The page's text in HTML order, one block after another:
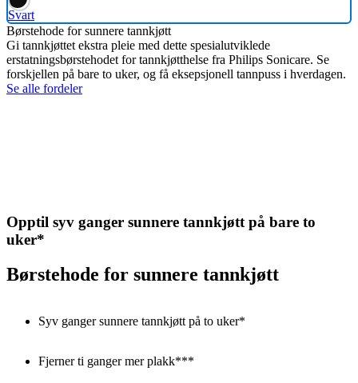
Svart
Børstehode for sunnere tannkjøtt
Gi tannkjøttet ekstra pleie med dette spesialutviklede
erstatningsbørstehodet for tannkjøtthelse fra Philips Sonicare. Se
forskjellen på bare to uker, og få eksepsjonell tannpuss i hverdagen.
Se alle fordeler
Opptil syv ganger sunnere tannkjøtt på bare to
uker*
Børstehode for sunnere tannkjøtt
Syv ganger sunnere tannkjøtt på to uker*
Fjerner ti ganger mer plakk***